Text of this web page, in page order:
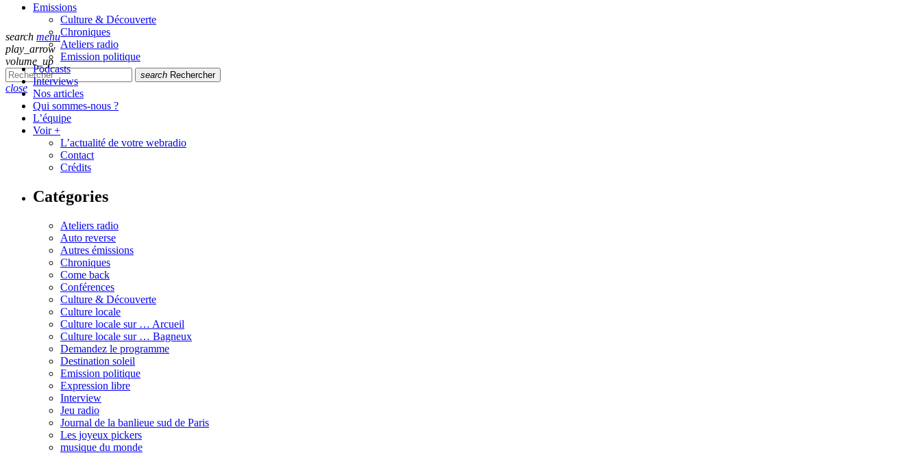
search menu
play_arrow
volume_up
search Rechercher
close
Emissions
Culture & Découverte
Chroniques
Ateliers radio
Emission politique
Podcasts
Interviews
Nos articles
Qui sommes-nous ?
L’équipe
Voir +
L’actualité de votre webradio
Contact
Crédits
Catégories
Ateliers radio
Auto reverse
Autres émissions
Chroniques
Come back
Conférences
Culture & Découverte
Culture locale
Culture locale sur … Arcueil
Culture locale sur … Bagneux
Demandez le programme
Destination soleil
Emission politique
Expression libre
Interview
Jeu radio
Journal de la banlieue sud de Paris
Les joyeux pickers
musique du monde